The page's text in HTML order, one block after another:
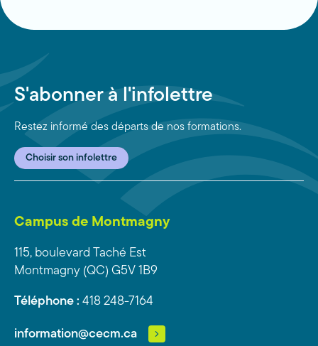
S'abonner à l'infolettre
Restez informé des départs de nos formations.
Choisir son infolettre
Campus de Montmagny
115, boulevard Taché Est
Montmagny (QC) G5V 1B9
Téléphone : 418 248-7164
information@cecm.ca